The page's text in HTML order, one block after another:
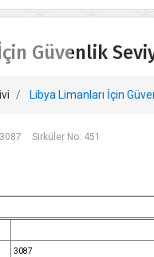
Güvenlik
Libya Limanları İçin
Sirküler No: 451
3087